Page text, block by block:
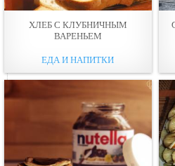
ХЛЕБ С КЛУБНИЧНЫМ
ВАРЕНЬЕМ
ЕДА И НАПИТКИ